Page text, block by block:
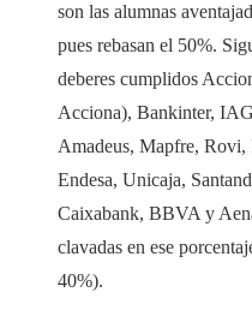
son las alumnas
pues rebasan el 50%.
deberes cumplidos
Acciona), Bankinter,
Amadeus, Mapfre, Rovi,
Endesa, Unicaja,
Caixabank, BBVA y
clavadas en ese
40%).